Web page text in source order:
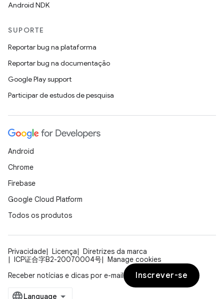
Android NDK
SUPORTE
Reportar bug na plataforma
Reportar bug na documentação
Google Play support
Participar de estudos de pesquisa
Android
Chrome
Firebase
Google Cloud Platform
Todos os produtos
Privacidade Licença
Diretrizes da marca
ICP证合字B2-20070004号
Manage cookies
Receber notícias e dicas por e-mail
Inscrever-se